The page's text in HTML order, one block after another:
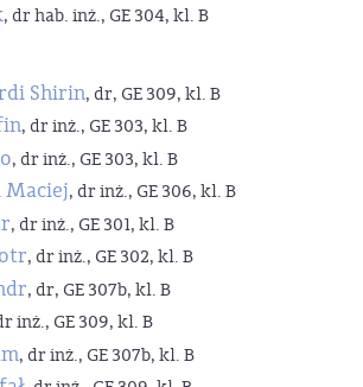
, dr hab. inż., GE 304, kl. B
Shirin, dr, GE 309, kl. B
, dr inż., GE 303, kl. B
, dr inż., GE 303, kl. B
Maciej, dr inż., GE 306, kl. B
, dr inż., GE 301, kl. B
, dr inż., GE 302, kl. B
, dr, GE 307b, kl. B
inż., GE 309, kl. B
, dr inż., GE 307b, kl. B